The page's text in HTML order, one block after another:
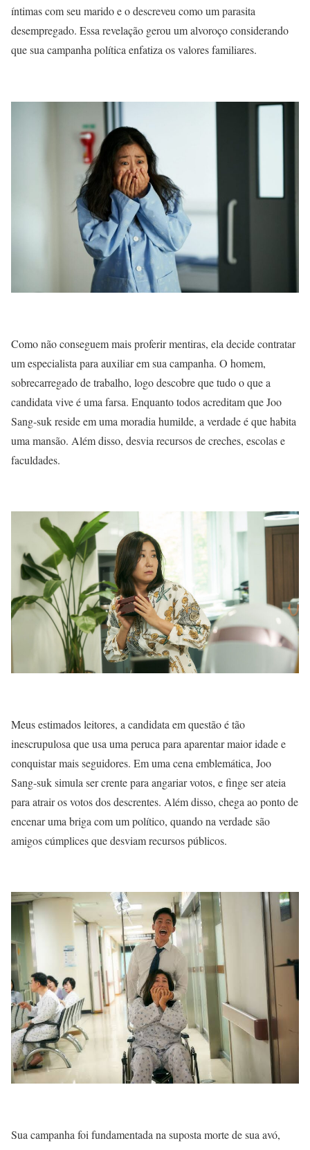
íntimas com seu marido e o descreveu como um parasita
desempregado. Essa revelação gerou um alvoroço considerando
que sua campanha política enfatiza os valores familiares.
Como não conseguem mais proferir mentiras, ela decide contratar
um especialista para auxiliar em sua campanha. O homem,
sobrecarregado de trabalho, logo descobre que tudo o que a
candidata vive é uma farsa. Enquanto todos acreditam que Joo
Sang-suk reside em uma moradia humilde, a verdade é que habita
uma mansão. Além disso, desvia recursos de creches, escolas e
faculdades.
Meus estimados leitores, a candidata em questão é tão
inescrupulosa que usa uma peruca para aparentar maior idade e
conquistar mais seguidores. Em uma cena emblemática, Joo
Sang-suk simula ser crente para angariar votos, e finge ser ateia
para atrair os votos dos descrentes. Além disso, chega ao ponto de
encenar uma briga com um político, quando na verdade são
amigos cúmplices que desviam recursos públicos.
Sua campanha foi fundamentada na suposta morte de sua avó,